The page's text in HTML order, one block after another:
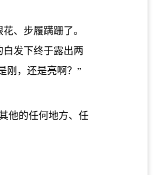
、步履蹒跚了。
发下终于露出两
刚，还是亮啊？”
他的任何地方、任